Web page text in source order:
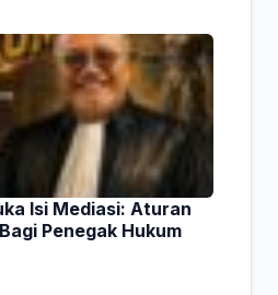
Isi Mediasi: Aturan
Penegak Hukum